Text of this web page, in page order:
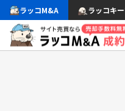
ラッコM&A ラッコキ